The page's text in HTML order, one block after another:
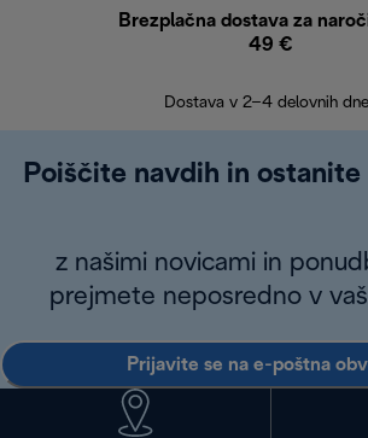
Brezplačna dostava za
49 €
Dostava v 2–4 delovnih
Poiščite navdih in
z našimi novicami in
prejmete neposredno v
Prijavite se na e-poštna